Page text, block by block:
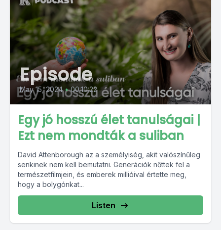
Episode
May 15, 2024 • 00:10:22
Egy jó hosszú élet tanulságai |
Ezt nem mondták a suliban
David Attenborough az a személyiség, akit valószínűleg
senkinek nem kell bemutatni. Generációk nőttek fel a
természetfilmjein, és emberek millióival értette meg,
hogy a bolygónkat...
Listen